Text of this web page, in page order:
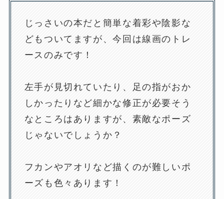
じっさいの本だと簡単な着彩や陰影な
どもついてますが、今回は線画のトレ
ースのみです！
左手が見切れていたり、足の指がおか
しかったりなど細かな修正が必要そう
なところはありますが、素敵なポーズ
じゃないでしょうか？
フカンやアオリなど描くのが難しいポ
ーズも色々あります！